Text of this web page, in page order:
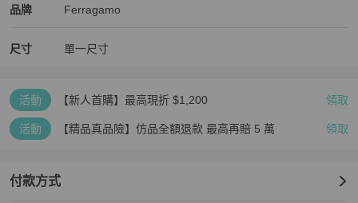
品牌
Ferragamo精品女包品牌介紹
Ferragamo
Ferragamo推薦清單
尺寸 單一尺寸
活動 【新人首購】最高現折 $1,200 領取
活動 【精品真品險】仿品全額退款 最高再賠 5 萬 領取
付款方式